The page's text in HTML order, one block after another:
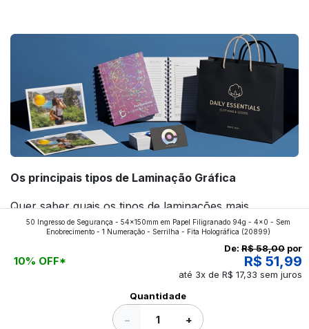
Os principais tipos de Laminação Gráfica
Quer saber quais os tipos de laminações mais
aplicados nos impressos da gráfica FuturaIM? Então,
continue a leitura que vamos revelar para você!
50 Ingresso de Segurança - 54x150mm em Papel Filigranado 94g - 4x0 - Sem
Enobrecimento - 1 Numeração - Serrilha - Fita Holográfica (20899)
10% OFF*
De: R$ 58,00 por
R$ 51,99
até 3x de R$ 17,33 sem juros
Quantidade
− +